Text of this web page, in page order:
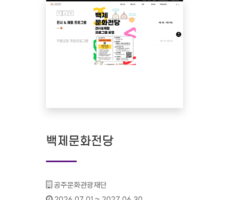
백제문화전당
기관명 :
공주문화관광재단